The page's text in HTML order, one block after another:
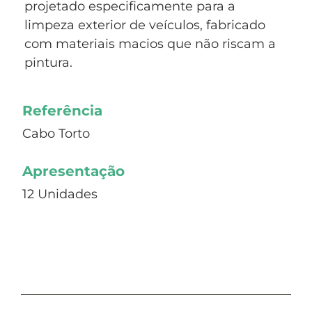
projetado especificamente para a
limpeza exterior de veículos, fabricado
com materiais macios que não riscam a
pintura.
Referência
Cabo Torto
Apresentação
12 Unidades